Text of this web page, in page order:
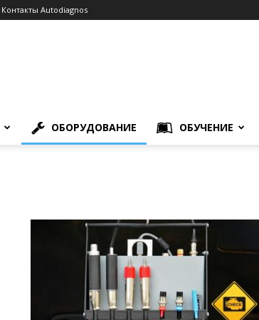
Контакты Autodiagnos
ОБОРУДОВАНИЕ ОБУЧЕНИЕ